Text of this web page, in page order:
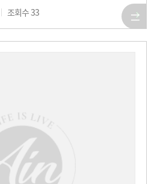
조회수33